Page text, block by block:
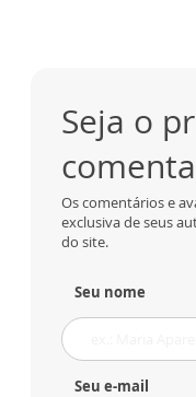
Seja o
Os comentários e
exclusiva de seus
do site.
Seu nome
Seu e-mail